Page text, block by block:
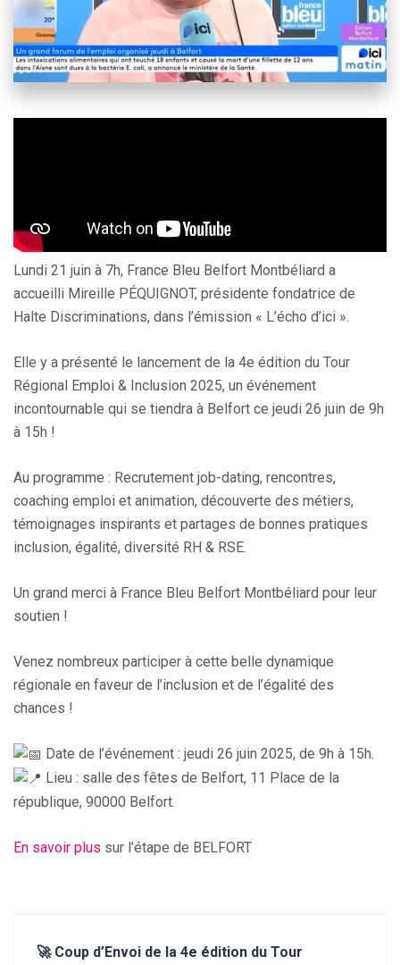
Lundi 21 juin à 7h, France Bleu Belfort Montbéliard a
accueilli Mireille PÉQUIGNOT, présidente fondatrice de
Halte Discriminations, dans l’émission « L’écho d’ici ».
Elle y a présenté le lancement de la 4e édition du Tour
Régional Emploi & Inclusion 2025, un événement
incontournable qui se tiendra à Belfort ce jeudi 26 juin de 9h
à 15h !
Au programme : Recrutement job-dating, rencontres,
coaching emploi et animation, découverte des métiers,
témoignages inspirants et partages de bonnes pratiques
inclusion, égalité, diversité RH & RSE.
Un grand merci à France Bleu Belfort Montbéliard pour leur
soutien !
Venez nombreux participer à cette belle dynamique
régionale en faveur de l’inclusion et de l’égalité des
chances !
Date de l’événement : jeudi 26 juin 2025, de 9h à 15h.
Lieu : salle des fêtes de Belfort, 11 Place de la
république, 90000 Belfort.
En savoir plus sur l’étape de BELFORT
🚀 Coup d’Envoi de la 4e édition du Tour